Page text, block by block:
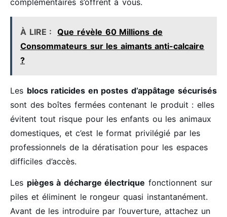
complémentaires s’offrent à vous.
À LIRE :
Que révèle 60 Millions de
Consommateurs sur les aimants anti-calcaire
?
Les blocs raticides en postes d’appâtage sécurisés
sont des boîtes fermées contenant le produit : elles
évitent tout risque pour les enfants ou les animaux
domestiques, et c’est le format privilégié par les
professionnels de la dératisation pour les espaces
difficiles d’accès.
Les pièges à décharge électrique fonctionnent sur
piles et éliminent le rongeur quasi instantanément.
Avant de les introduire par l’ouverture, attachez un